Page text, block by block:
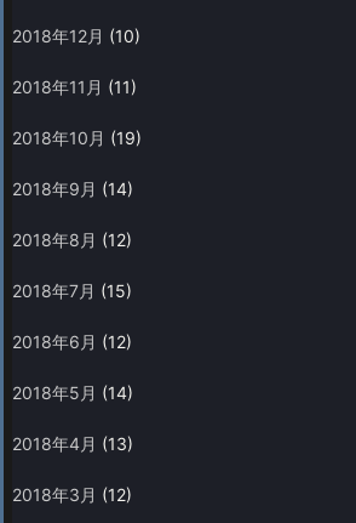
2018年12月 (10)
2018年11月 (11)
2018年10月 (19)
2018年9月 (14)
2018年8月 (12)
2018年7月 (15)
2018年6月 (12)
2018年5月 (14)
2018年4月 (13)
2018年3月 (12)